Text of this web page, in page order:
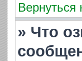
Вернуться
» Что